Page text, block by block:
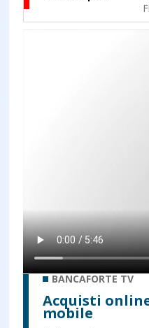
BANCAFORTE TV
Acquisti
mobile